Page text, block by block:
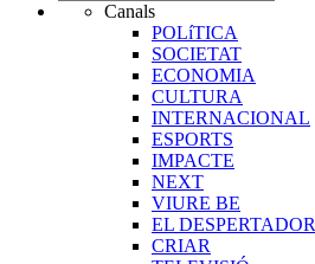
Canals
POLíTICA
SOCIETAT
ECONOMIA
CULTURA
INTERNACIONAL
ESPORTS
IMPACTE
NEXT
VIURE BE
EL DESPERTADOR
CRIAR